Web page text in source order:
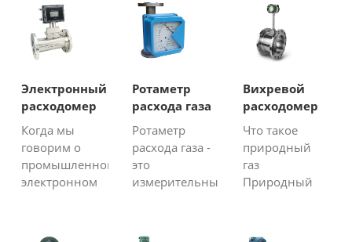
Электронный
расходомер
газа
Когда мы
говорим о
промышленном
электронном
имеем в виду
Ротаметр
расхода газа
Ротаметр
расхода газа -
это
измерительный
приложений
Вихревой
расходомер
для
природного
газа
Что такое
природный
газ
Природный
газов, богатых